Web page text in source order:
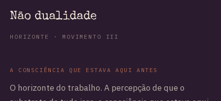
Não dualidade
HORIZONTE · MOVIMENTO III
A CONSCIÊNCIA QUE ESTAVA AQUI ANTES
O horizonte do trabalho. A percepção de que o